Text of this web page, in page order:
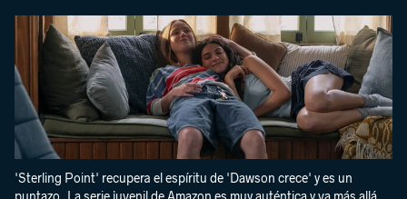
'Sterling Point' recupera el espíritu de 'Dawson crece' y es un